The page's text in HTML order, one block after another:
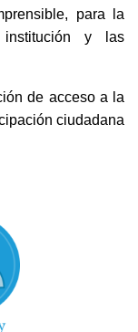
para la
y las
de acceso a la
ciudadana